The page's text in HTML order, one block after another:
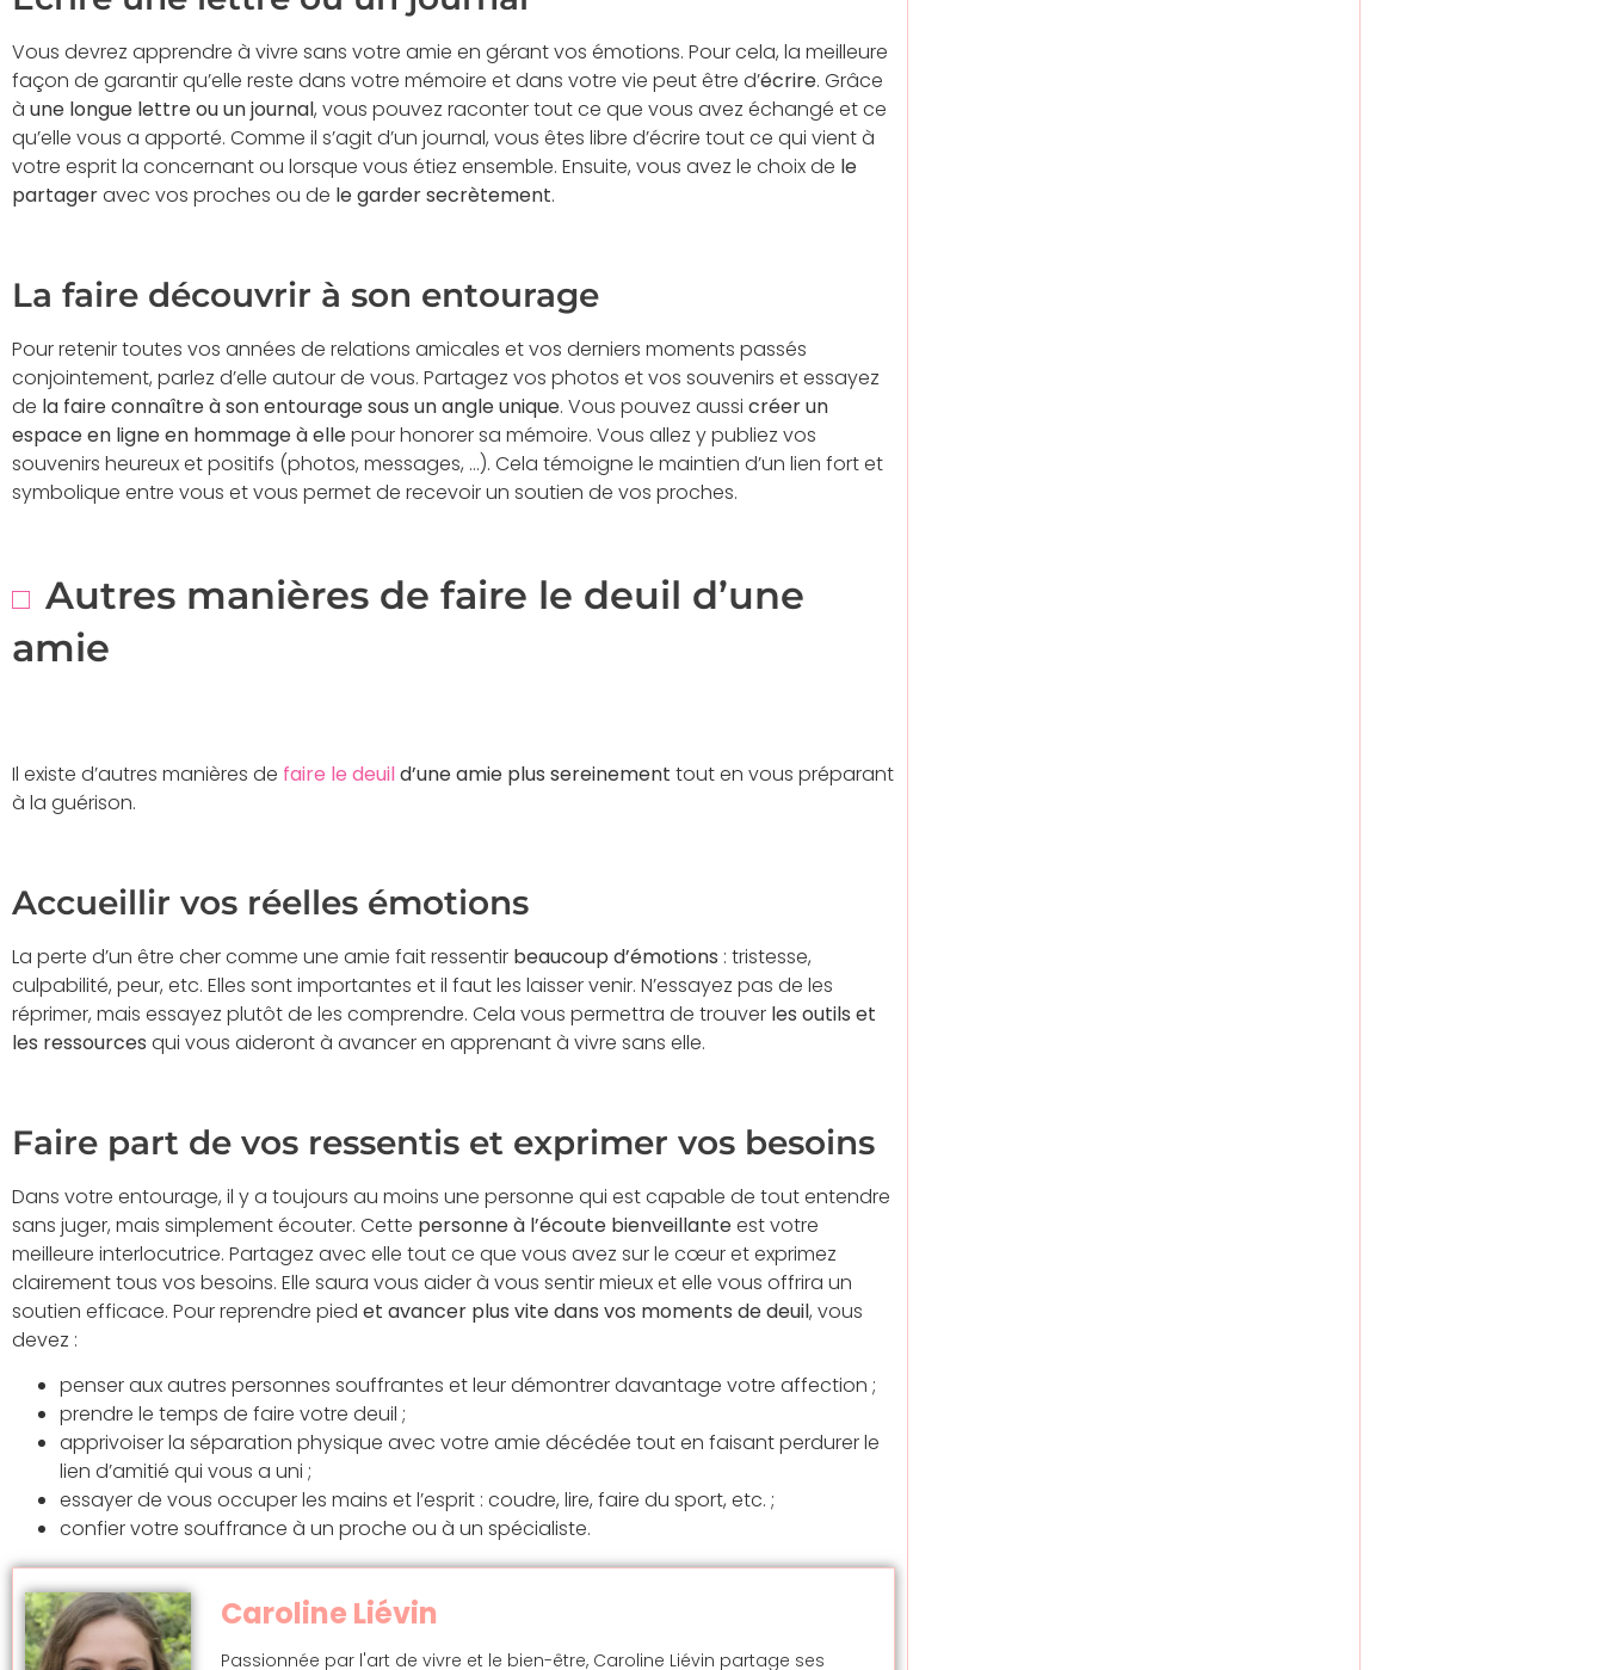
Vous devrez apprendre à vivre sans votre amie en gérant vos émotions. Pour cela, la meilleure
façon de garantir qu’elle reste dans votre mémoire et dans votre vie peut être d’écrire. Grâce
à une longue lettre ou un journal, vous pouvez raconter tout ce que vous avez échangé et ce
qu’elle vous a apporté. Comme il s’agit d’un journal, vous êtes libre d’écrire tout ce qui vient à
votre esprit la concernant ou lorsque vous étiez ensemble. Ensuite, vous avez le choix de le
partageravec vos proches ou de le garder secrètement.
La faire découvrir à son entourage
Pour retenir toutes vos années de relations amicales et vos derniers moments passés
conjointement, parlez d’elle autour de vous. Partagez vos photos et vos souvenirs et essayez
de la faire connaître à son entourage sous un angle unique. Vous pouvez aussi créer un
espace en ligne en hommage à ellepour honorer sa mémoire. Vous allez y publiez vos
souvenirs heureux et positifs (photos, messages, …). Cela témoigne le maintien d’un lien fort et
symbolique entre vous et vous permet de recevoir un soutien de vos proches.
Autres manières de faire le deuil d’une
amie
Il existe d’autres manières de faire le deuild’une amie plus sereinement tout en vous préparant
à la guérison.
Accueillir vos réelles émotions
La perte d’un être cher comme une amie fait ressentir beaucoup d’émotions : tristesse,
culpabilité, peur, etc. Elles sont importantes et il faut les laisser venir. N’essayez pas de les
réprimer, mais essayez plutôt de les comprendre. Cela vous permettra de trouver les outils et
les ressources qui vous aideront à avancer en apprenant à vivre sans elle.
Faire part de vos ressentis et exprimer vos besoins
Dans votre entourage, il y a toujours au moins une personne qui est capable de tout entendre
sans juger, mais simplement écouter. Cette personne à l’écoute bienveillanteest votre
meilleure interlocutrice. Partagez avec elle tout ce que vous avez sur le cœur et exprimez
clairement tous vos besoins. Elle saura vous aider à vous sentir mieux et elle vous offrira un
soutien efficace. Pour reprendre pied et avancer plus vite dans vos moments de deuil, vous
devez :
penser aux autres personnes souffrantes et leur démontrer davantage votre affection ;
prendre le temps de faire votre deuil ;
apprivoiser la séparation physique avec votre amie décédée tout en faisant perdurer le
lien d’amitié qui vous a uni ;
essayer de vous occuper les mains et l’esprit : coudre, lire, faire du sport, etc. ;
confier votre souffrance à un proche ou à un spécialiste.
Caroline Liévin
Passionnée par l'art de vivre et le bien-être, Caroline Liévin partage ses